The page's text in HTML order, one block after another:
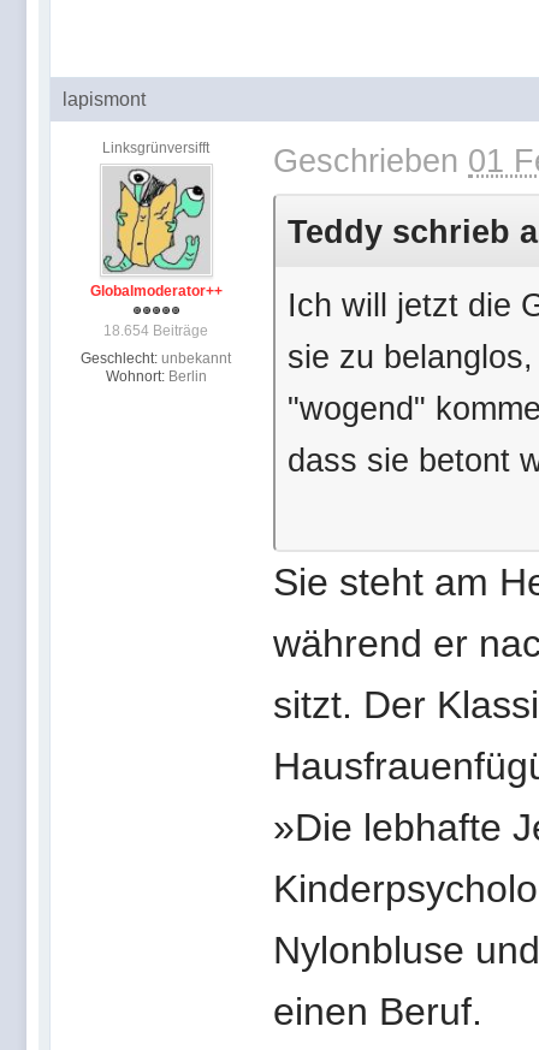
lapismont
Linksgrünversifft
Globalmoderator++
18.654 Beiträge
Geschlecht: unbekannt
Wohnort: Berlin
Geschrieben 01
Teddy schrieb
Ich will jetzt die
sie zu
"wogend"
dass sie betont
Sie steht am
während er
sitzt. Der
»Die lebhafte
Nylonbluse
einen Beruf.